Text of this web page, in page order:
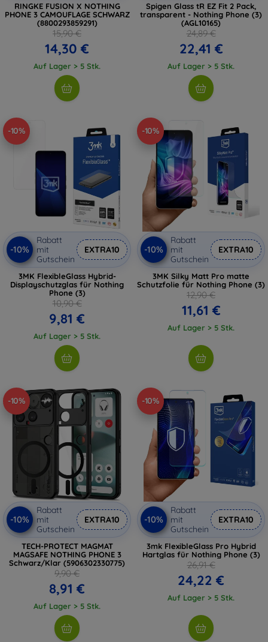
RINGKE FUSION X NOTHING
PHONE 3 CAMOUFLAGE SCHWARZ
(8800293859291)
15,90 €
14,30 €
Auf Lager > 5 Stk.
Spigen Glass tR EZ Fit 2 Pack,
transparent - Nothing Phone (3)
(AGL10165)
24,89 €
22,41 €
Auf Lager > 5 Stk.
-10%
-10%
Rabatt
mit
Gutschein
EXTRA10
3MK FlexibleGlass Hybrid-
Displayschutzglas für Nothing
Phone (3)
10,90 €
9,81 €
Auf Lager > 5 Stk.
-10%
-10%
Rabatt
mit
Gutschein
EXTRA10
3MK Silky Matt Pro matte
Schutzfolie für Nothing Phone (3)
12,90 €
11,61 €
Auf Lager > 5 Stk.
-10%
-10%
Rabatt
mit
Gutschein
EXTRA10
TECH-PROTECT MAGMAT
MAGSAFE NOTHING PHONE 3
Schwarz/Klar (5906302330775)
9,90 €
8,91 €
Auf Lager > 5 Stk.
-10%
-10%
Rabatt
mit
Gutschein
EXTRA10
3mk FlexibleGlass Pro Hybrid
Hartglas für Nothing Phone (3)
26,91 €
24,22 €
Auf Lager > 5 Stk.